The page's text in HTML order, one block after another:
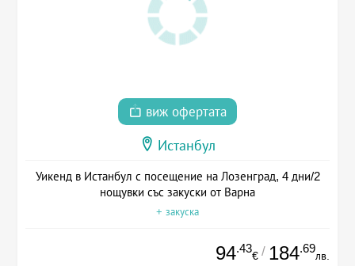
виж офертата
Истанбул
Уикенд в Истанбул с посещение на Лозенград, 4 дни/2
нощувки със закуски от Варна
+ закуска
94.43
€ / 184.69
лв.